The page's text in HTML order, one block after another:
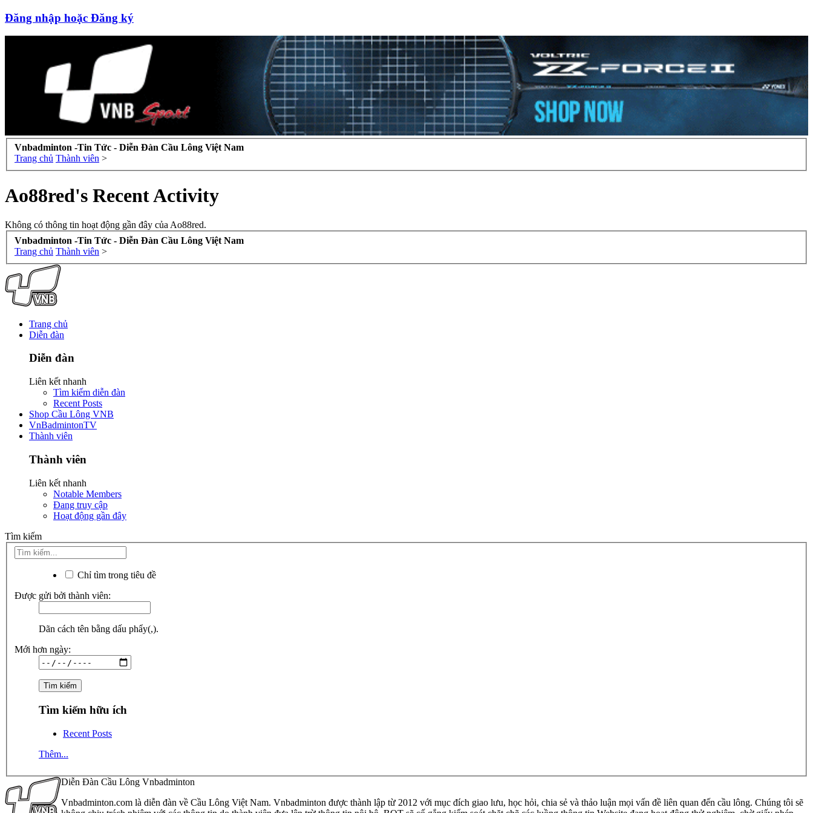
Đăng nhập hoặc Đăng ký
Vnbadminton -Tin Tức - Diễn Đàn Cầu Lông Việt Nam
Trang chủ Thành viên >
Ao88red's Recent Activity
Không có thông tin hoạt động gần đây của Ao88red.
Vnbadminton -Tin Tức - Diễn Đàn Cầu Lông Việt Nam
Trang chủ Thành viên >
Trang chủ
Diễn đàn
Diễn đàn
Liên kết nhanh
Tìm kiếm diễn đàn
Recent Posts
Shop Cầu Lông VNB
VnBadmintonTV
Thành viên
Thành viên
Liên kết nhanh
Notable Members
Đang truy cập
Hoạt động gần đây
Tìm kiếm
Chỉ tìm trong tiêu đề
Được gửi bởi thành viên:
Dãn cách tên bằng dấu phẩy(,).
Mới hơn ngày:
Tìm kiếm hữu ích
Recent Posts
Thêm...
Diễn Đàn Cầu Lông Vnbadminton
Vnbadminton.com là diễn đàn về Cầu Lông Việt Nam. Vnbadminton được thành lập từ 2012 với mục đích giao lưu, học hỏi, chia sẻ và thảo luận mọi vấn đề liên quan đến cầu lông. Chúng tôi sẽ